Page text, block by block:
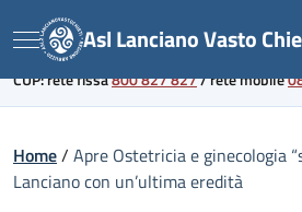
to
content
Link al portale sanitario regionale
Menu Asl Lanciano Vasto
CUP: rete fissa800 827 827/rete mobile
Home/ Apre Ostetricia e ginecologia
Lanciano con un’ultima eredità